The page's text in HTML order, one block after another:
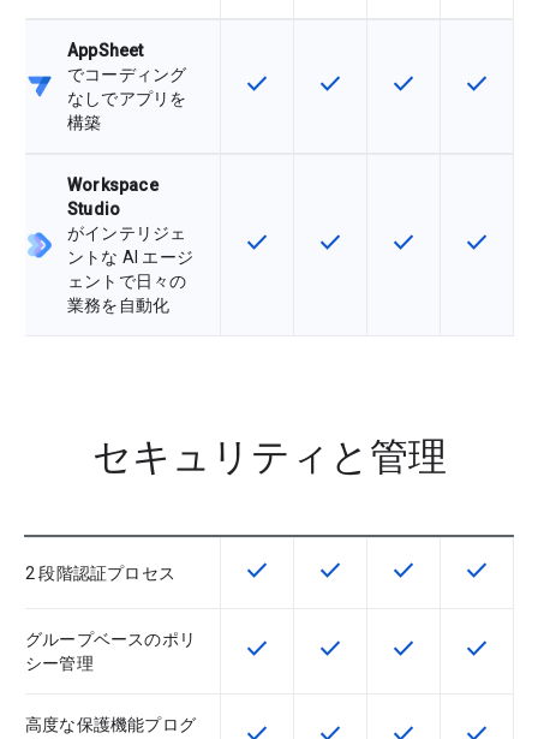
AppSheet
でコーディング
なしでアプリを
構築
この機能は該当の SKU で利用で
check この機能は該当の SKU
check この機能は該当
check この機
check
Workspace
Studio
がインテリジェ
ントな AI エージ
ェントで日々の
業務を自動化
この機能は該当の SKU で利用で
check この機能は該当の SKU
check この機能は該当
check この機
check
セキュリティと管理
2 段階認証プロセス この機能は該当の SKU で利用で
check この機能は該当の SKU
check この機能は該当
check この機
check
グループベースのポリ
シー管理
この機能は該当の SKU で利用で
check この機能は該当の SKU
check この機能は該当
check この機
check
高度な保護機能プログ
この機能は該当の SKU で利用で
この機能は該当の SKU
この機能は該当
この機